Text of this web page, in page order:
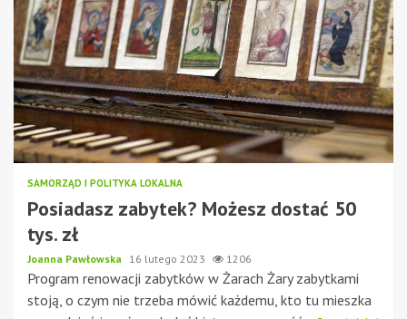
SAMORZĄD I POLITYKA LOKALNA
Posiadasz zabytek? Możesz dostać 50
tys. zł
Joanna Pawłowska 16 lutego 2023 1206
Program renowacji zabytków w Żarach Żary zabytkami
stoją, o czym nie trzeba mówić każdemu, kto tu mieszka